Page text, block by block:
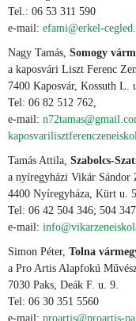
Tel.: 06 53 311 590
e-mail: efami@erkel-
Nagy Tamás, Somogy
a kaposvári Liszt Ferenc
7400 Kaposvár, Kossuth L.
Tel: 06 82 512 762,
e-mail:
Tamás Attila, Szabolcs-
a nyíregyházi Vikár Sándor
4400 Nyíregyháza, Kürt u.
Tel: 06 42 504 346; 504
e-mail:
Simon Péter, Tolna
a Pro Artis Alapfokú
7030 Paks, Deák F. u. 9.
Tel: 06 30 351 5560
e-mail: proartis@proartis-